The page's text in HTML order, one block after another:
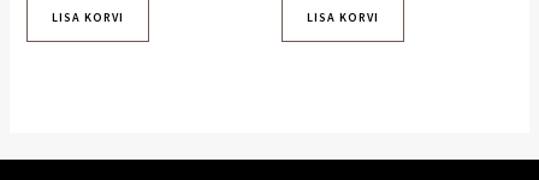
LISA KORVI LISA KORVI